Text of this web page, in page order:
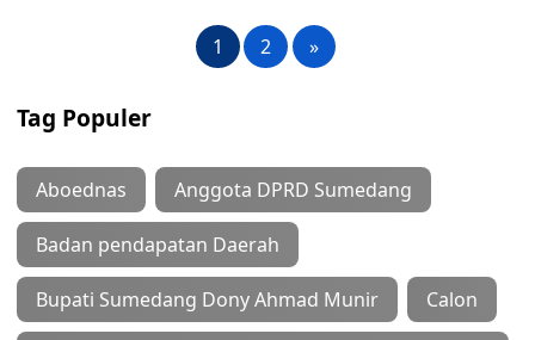
1 2 »
Tag Populer
Aboednas Anggota DPRD Sumedang
Badan pendapatan Daerah
Bupati Sumedang Dony Ahmad Munir Calon